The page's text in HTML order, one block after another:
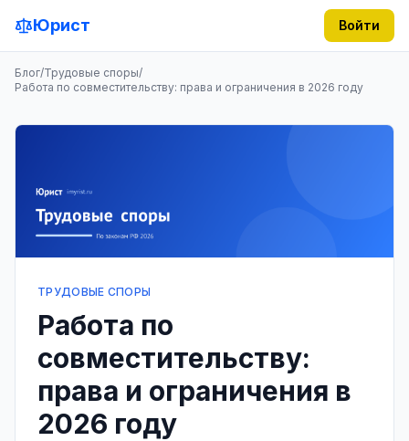
Юрист Войти
Блог/Трудовые споры/
Работа по совместительству: права и ограничения в 2026 году
ТРУДОВЫЕ СПОРЫ
Работа по
совместительству:
права и ограничения в
2026 году